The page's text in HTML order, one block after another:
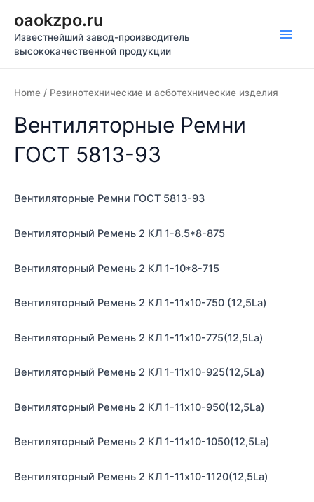
содержимому
oaokzpo.ru
Известнейший завод-производитель
высококачественной продукции
Home / Резинотехнические и асботехнические изделия
Вентиляторные Ремни
ГОСТ 5813-93
Вентиляторные Ремни ГОСТ 5813-93
Вентиляторный Ремень 2 КЛ 1-8.5*8-875
Вентиляторный Ремень 2 КЛ 1-10*8-715
Вентиляторный Ремень 2 КЛ 1-11х10-750 (12,5La)
Вентиляторный Ремень 2 КЛ 1-11х10-775(12,5La)
Вентиляторный Ремень 2 КЛ 1-11х10-925(12,5La)
Вентиляторный Ремень 2 КЛ 1-11х10-950(12,5La)
Вентиляторный Ремень 2 КЛ 1-11х10-1050(12,5La)
Вентиляторный Ремень 2 КЛ 1-11х10-1120(12,5La)